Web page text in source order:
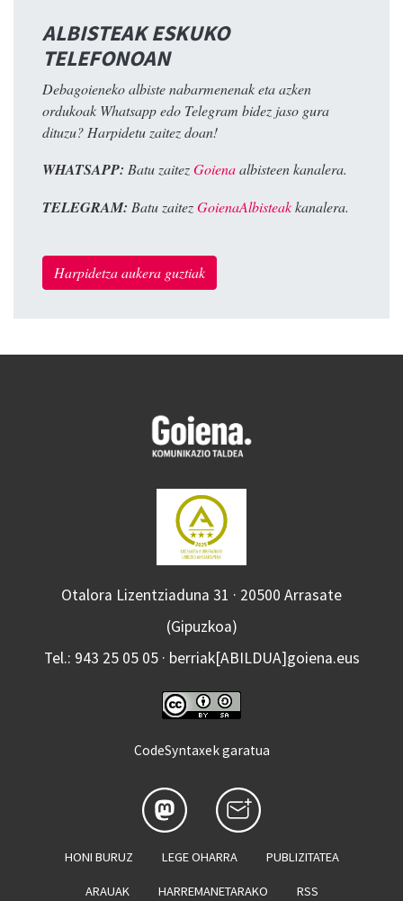
ALBISTEAK ESKUKO
TELEFONOAN
Debagoieneko albiste nabarmenenak eta azken
ordukoak Whatsapp edo Telegram bidez jaso gura
dituzu? Harpidetu zaitez doan!
WHATSAPP: Batu zaitezGoienaalbisteen kanalera.
TELEGRAM: Batu zaitezGoienaAlbisteakkanalera.
Harpidetza aukera guztiak
Otalora Lizentziaduna 31 · 20500 Arrasate
(Gipuzkoa)
Tel.: 943 25 05 05 · berriak[ABILDUA]goiena.eus
CodeSyntaxek garatua
HONI BURUZ LEGE OHARRA PUBLIZITATEA
ARAUAK HARREMANETARAKO RSS